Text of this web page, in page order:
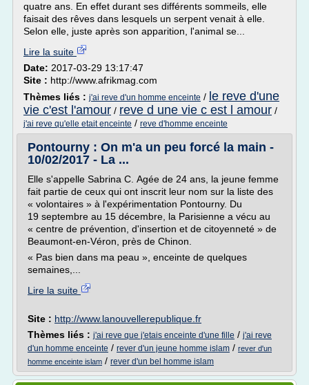
quatre ans. En effet durant ses différents sommeils, elle
faisait des rêves dans lesquels un serpent venait à elle.
Selon elle, juste après son apparition, l'animal se...
Lire la suite
Date: 2017-03-29 13:17:47
Site : http://www.afrikmag.com
Thèmes liés : j'ai reve d'un homme enceinte / le reve d'une
vie c'est l'amour / reve d une vie c est l amour /
j'ai reve qu'elle etait enceinte / reve d'homme enceinte
Pontourny : On m'a un peu forcé la main -
10/02/2017 - La ...
Elle s'appelle Sabrina C. Agée de 24 ans, la jeune femme
fait partie de ceux qui ont inscrit leur nom sur la liste des
« volontaires » à l'expérimentation Pontourny. Du
19 septembre au 15 décembre, la Parisienne a vécu au
« centre de prévention, d'insertion et de citoyenneté » de
Beaumont-en-Véron, près de Chinon.
« Pas bien dans ma peau », enceinte de quelques
semaines,...
Lire la suite
Site : http://www.lanouvellerepublique.fr
Thèmes liés : j'ai reve que j'etais enceinte d'une fille / j'ai reve
d'un homme enceinte / rever d'un jeune homme islam / rever d'un
homme enceinte islam / rever d'un bel homme islam